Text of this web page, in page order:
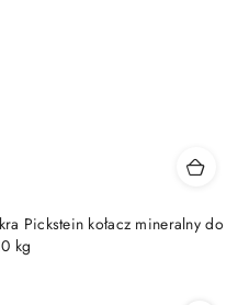
Pickstein kołacz mineralny do
kg